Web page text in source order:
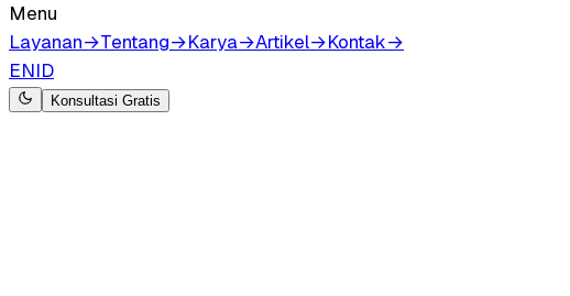
Menu
Layanan→Tentang→Karya→Artikel→Kontak→
ENID
Konsultasi Gratis